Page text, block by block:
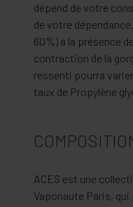
dépend de votre
de votre
60%) à la présence
contraction de la
ressenti pourra
taux de Propylène
ACES est une
Vaponaute Paris,